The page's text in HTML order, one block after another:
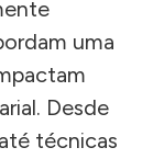
uma
Desde
técnicas